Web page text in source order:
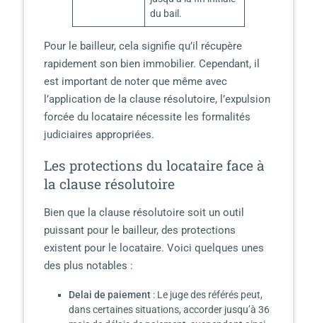
du bail.
Pour le bailleur, cela signifie qu’il récupère
rapidement son bien immobilier. Cependant, il
est important de noter que même avec
l’application de la clause résolutoire, l’expulsion
forcée du locataire nécessite les formalités
judiciaires appropriées.
Les protections du locataire face à
la clause résolutoire
Bien que la clause résolutoire soit un outil
puissant pour le bailleur, des protections
existent pour le locataire. Voici quelques unes
des plus notables :
Delai de paiement: Le juge des référés peut,
dans certaines situations, accorder jusqu’à 36